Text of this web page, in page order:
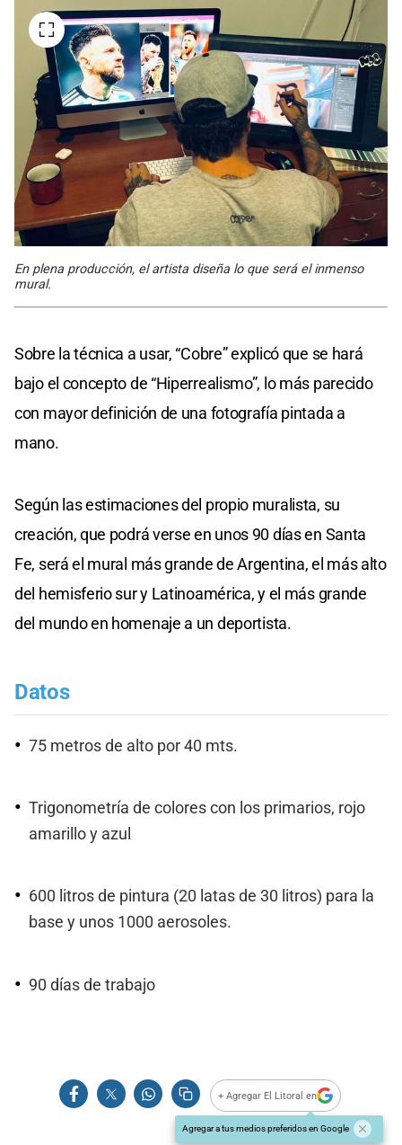
En plena producción, el artista diseña lo que será el inmenso
mural.
Sobre la técnica a usar, “Cobre” explicó que se hará
bajo el concepto de “Hiperrealismo”, lo más parecido
con mayor definición de una fotografía pintada a
mano.
Según las estimaciones del propio muralista, su
creación, que podrá verse en unos 90 días en Santa
Fe, será el mural más grande de Argentina, el más alto
del hemisferio sur y Latinoamérica, y el más grande
del mundo en homenaje a un deportista.
Datos
75 metros de alto por 40 mts.
Trigonometría de colores con los primarios, rojo
amarillo y azul
600 litros de pintura (20 latas de 30 litros) para la
base y unos 1000 aerosoles.
90 días de trabajo
+ Agregar El Litoral en
Agregar a tus medios preferidos en Google